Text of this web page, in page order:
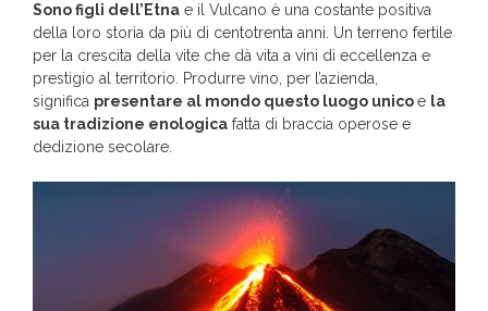
Sono figli dell’Etna e il Vulcano è una costante positiva
della loro storia da più di centotrenta anni. Un terreno fertile
per la crescita della vite che dà vita a vini di eccellenza e
prestigio al territorio. Produrre vino, per l’azienda,
significa presentare al mondo questo luogo unicoe la
sua tradizione enologica fatta di braccia operose e
dedizione secolare.